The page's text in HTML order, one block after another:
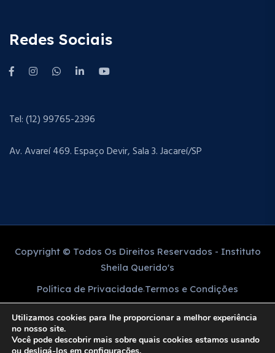
Redes Sociais
Tel: (12) 99765-2396
Av. Avareí 469. Espaço Devir, Sala 3. Jacareí/SP
Copyright © Todos Os Direitos Reservados - Instituto
Sheila Querido's
Política de Privacidade Termos e Condições
Utilizamos cookies para lhe proporcionar a melhor experiência
no nosso site.
Você pode descobrir mais sobre quais cookies estamos usando